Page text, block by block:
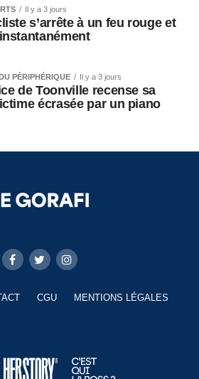
Il y a 3 jours
s’arrête à un feu rouge et
PÉRIPHÉRIQUE Il y a 3 jours
de Toonville recense sa
écrasée par un piano
CGU MENTIONS LÉGALES